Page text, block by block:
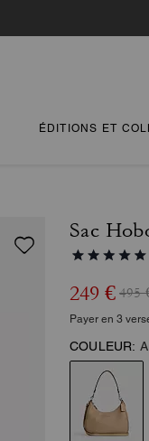
ÉDITIONS ET
Sac
249 € 495
Payer en 3
COULEUR: